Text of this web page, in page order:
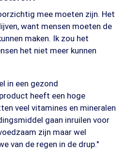
mee moeten zijn. Het
want mensen moeten de
maken. Ik zou het
het niet meer kunnen
in een gezond
heeft een hoge
veel vitamines en mineralen
gaan inruilen voor
zijn maar wel
van de regen in de drup."